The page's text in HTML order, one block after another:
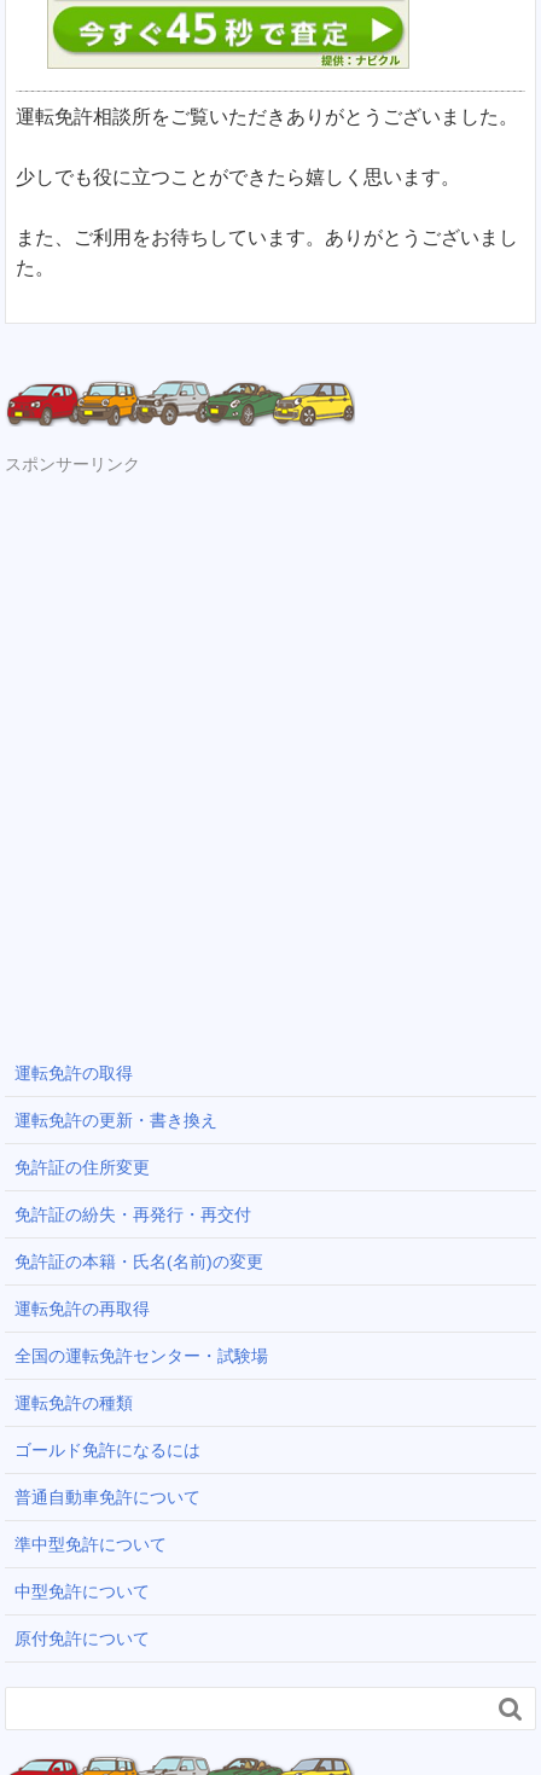
運転免許相談所をご覧いただきありがとうございました。
少しでも役に立つことができたら嬉しく思います。
また、ご利用をお待ちしています。ありがとうございまし
た。
スポンサーリンク
運転免許の取得
運転免許の更新・書き換え
免許証の住所変更
免許証の紛失・再発行・再交付
免許証の本籍・氏名(名前)の変更
運転免許の再取得
全国の運転免許センター・試験場
運転免許の種類
ゴールド免許になるには
普通自動車免許について
準中型免許について
中型免許について
原付免許について
